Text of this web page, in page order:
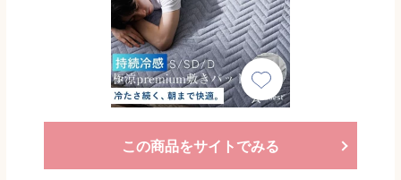
この商品をサイトでみる